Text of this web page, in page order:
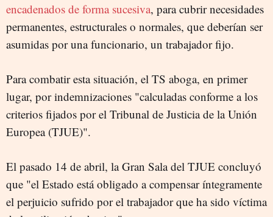
encadenados de forma sucesiva, para cubrir necesidades
permanentes, estructurales o normales, que deberían ser
asumidas por una funcionario, un trabajador fijo.
Para combatir esta situación, el TS aboga, en primer
lugar, por indemnizaciones "calculadas conforme a los
criterios fijados por el Tribunal de Justicia de la Unión
Europea (TJUE)".
El pasado 14 de abril, la Gran Sala del TJUE concluyó
que "el Estado está obligado a compensar íntegramente
el perjuicio sufrido por el trabajador que ha sido víctima